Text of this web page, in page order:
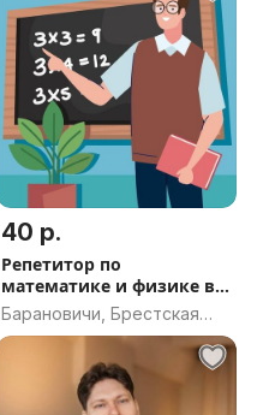
40 р.
Репетитор по
математике и физике в г.
Барановичи
Барановичи, Брестская
область